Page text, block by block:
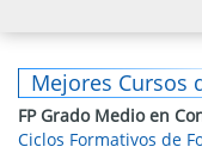
Mejores Cursos
FP Grado Medio en
Ciclos Formativos de